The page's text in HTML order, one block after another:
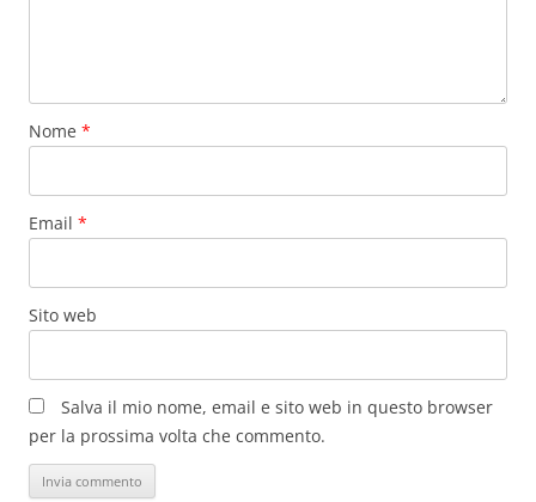
Nome *
Email *
Sito web
Salva il mio nome, email e sito web in questo browser
per la prossima volta che commento.